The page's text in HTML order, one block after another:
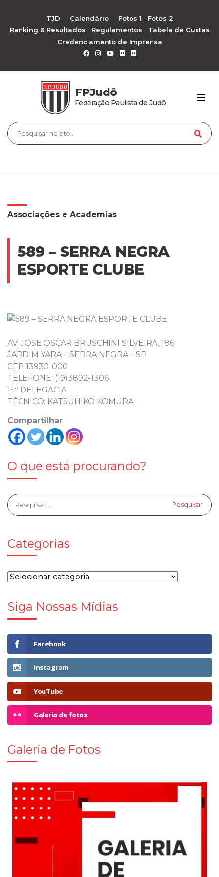
TJD Calendário Fotos 1
Fotos 2
Ranking & Resultados
Regulamentos
Tabela de Custas
Credenciamento de Imprensa
FPJudô
Federação Paulista de Judô
Associações e Academias
589 – SERRA NEGRA
ESPORTE CLUBE
AV. JOSE OSCAR BRUSCHINI SILVEIRA, 186
JARDIM YARA – SERRA NEGRA – SP
CEP 13930-000
TELEFONE: (19)3892-1306
15ª DELEGACIA
TÉCNICO: KATSUHIKO KOMURA
Compartilhar
O que está procurando?
Categorias
Siga Nossas Mídias
Facebook
Instagram
YouTube
Galeria de fotos
Galeria de Fotos